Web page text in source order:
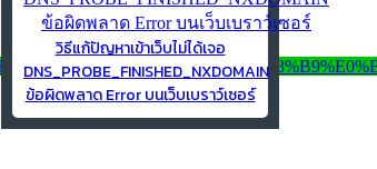
วิธีแก้ปัญหาเข้าเว็บไม่ได้เจอ
DNS_PROBE_FINISHED_NXDOMAIN
ข้อผิดพลาด Error บนเว็บเบราว์เซอร์